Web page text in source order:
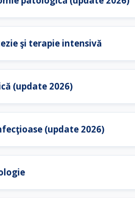
şi terapie intensivă
(update 2026)
(update 2026)